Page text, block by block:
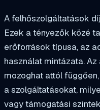
A felhőszolgáltatások
Ezek a tényezők közé
erőforrások típusa, az
használat mintázata.
mozoghat attól
a szolgáltatásokat,
vagy támogatási